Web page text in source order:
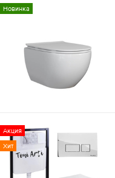
Новинка
Акция
Хит